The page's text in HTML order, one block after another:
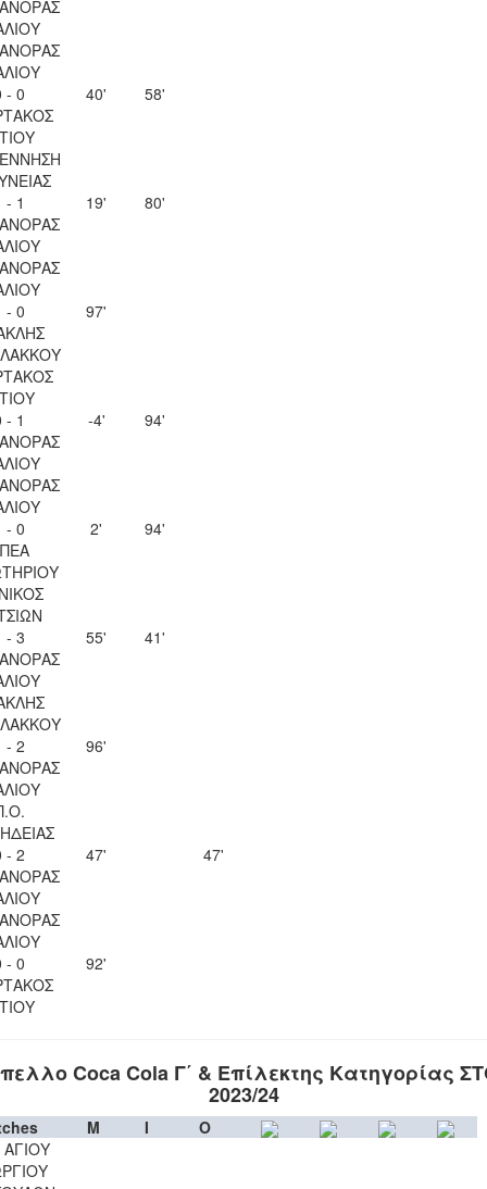
- 0
40' 58'
- 1
19' 80'
- 0
97'
- 1
-4' 94'
- 0
2' 94'
- 3
55' 41'
- 2
96'
- 2
47' 47'
- 0
92'
Coca Cola Γ΄ & Επίλεκτης Κατηγορίας
2023/24
M I
O